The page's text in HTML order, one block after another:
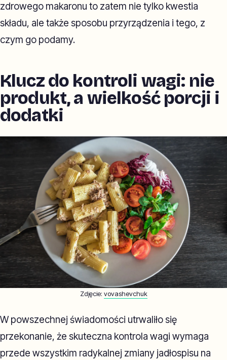
zdrowego makaronu to zatem nie tylko kwestia
składu, ale także sposobu przyrządzenia i tego, z
czym go podamy.
Klucz do kontroli wagi: nie
produkt, a wielkość porcji i
dodatki
Zdjęcie: vovashevchuk
W powszechnej świadomości utrwaliło się
przekonanie, że skuteczna kontrola wagi wymaga
przede wszystkim radykalnej zmiany jadłospisu na